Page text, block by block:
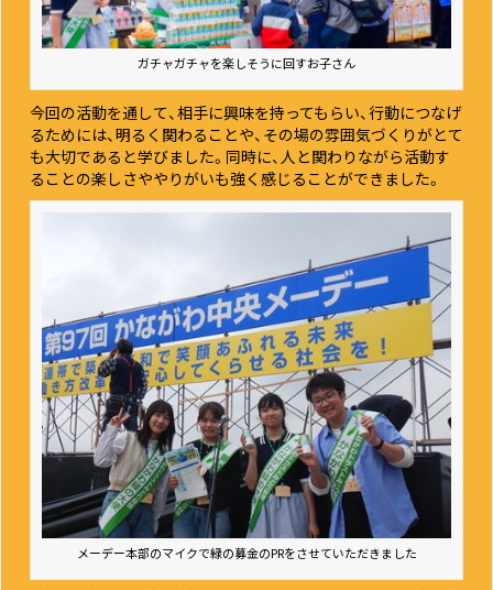
ガチャガチャを楽しそうに回すお子さん
今回の活動を通して、相手に興味を持ってもらい、行動につなげ
るためには、明るく関わることや、その場の雰囲気づくりがとて
も大切であると学びました。同時に、人と関わりながら活動す
ることの楽しさややりがいも強く感じることができました。
メーデー本部のマイクで緑の募金のPRをさせていただきました